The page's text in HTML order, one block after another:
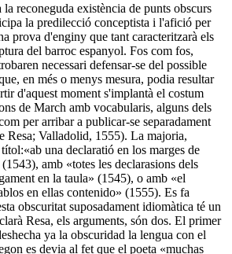
reconeguda existència de punts obscurs
la predilecció conceptista i l'afició per
prova d'enginy que tant caracteritzarà els
del barroc espanyol. Fos com fos,
necessari defensar-se del possible
en més o menys mesura, podia resultar
d'aquest moment s'implantà el costum
de March amb vocabularis, alguns dels
per arribar a publicar-se separadament
Resa; Valladolid, 1555). La majoria,
una declaratió en los marges de
amb «totes les declarasions dels
en la taula» (1545), o amb «el
en ellas contenido» (1555). Es fa
obscuritat suposadament idiomàtica té un
Resa, els arguments, són dos. El primer
ya la obscuridad la lengua con el
es devia al fet que el poeta «muchas